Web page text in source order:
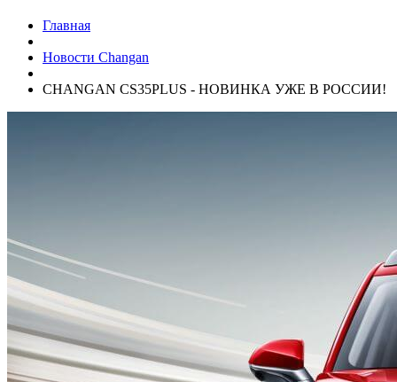
Главная
Новости Changan
CHANGAN CS35PLUS - НОВИНКА УЖЕ В РОССИИ!